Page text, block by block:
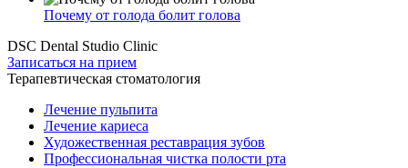
Почему от голода болит голова
DSC Dental Studio Clinic
Записаться на прием
Терапевтическая стоматология
Лечение пульпита
Лечение кариеса
Художественная реставрация зубов
Профессиональная чистка полости рта